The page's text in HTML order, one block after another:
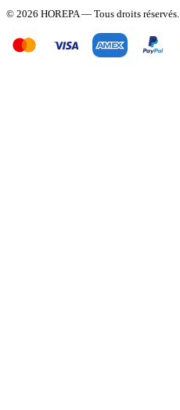
© 2026 HOREPA — Tous droits réservés.